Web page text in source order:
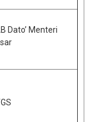
Dato’ Menteri